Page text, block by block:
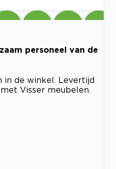
personeel van de
in de winkel. Levertijd
Visser meubelen.